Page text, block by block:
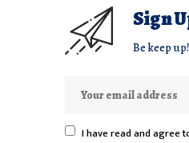
Sign
Be keep
I have read and agree